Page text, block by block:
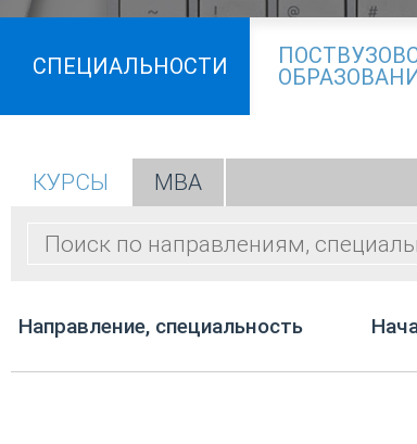
СПЕЦИАЛЬНОСТИ
КУРСЫ МВА
Направление, специальность